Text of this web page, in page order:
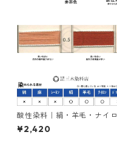
酸性染料｜絹・羊毛・ナイロ
ンを染める｜50g｜アシッド
ミーリングブロン5R（赤茶
¥2,420